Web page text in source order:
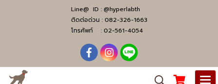
Line@ ID : @hyperlabth
ติดต่อด่วน : 082-326-1663
โทรศัพท์ : 02-561-4054